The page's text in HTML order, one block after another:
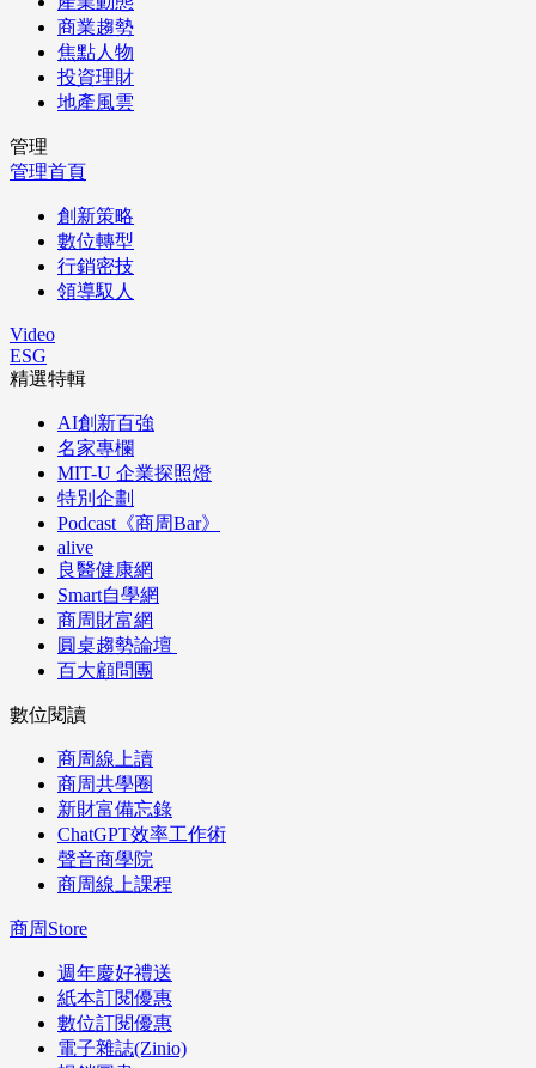
商業趨勢
焦點人物
投資理財
地產風雲
管理
管理首頁
創新策略
數位轉型
行銷密技
領導馭人
Video
ESG
精選特輯
AI創新百強
名家專欄
MIT-U 企業探照燈
特別企劃
Podcast《商周Bar》
alive
良醫健康網
Smart自學網
商周財富網
圓桌趨勢論壇
百大顧問團
數位閱讀
商周線上讀
商周共學圈
新財富備忘錄
ChatGPT效率工作術
聲音商學院
商周線上課程
商周Store
週年慶好禮送
紙本訂閱優惠
數位訂閱優惠
電子雜誌(Zinio)